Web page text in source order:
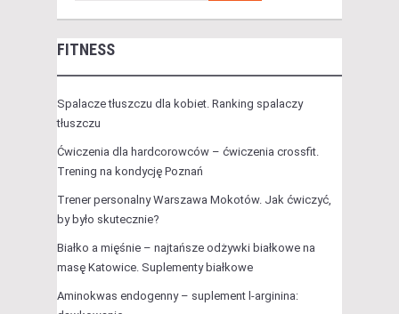
FITNESS
Spalacze tłuszczu dla kobiet. Ranking spalaczy
tłuszczu
Ćwiczenia dla hardcorowców – ćwiczenia crossfit.
Trening na kondycję Poznań
Trener personalny Warszawa Mokotów. Jak ćwiczyć,
by było skutecznie?
Białko a mięśnie – najtańsze odżywki białkowe na
masę Katowice. Suplementy białkowe
Aminokwas endogenny – suplement l-arginina: